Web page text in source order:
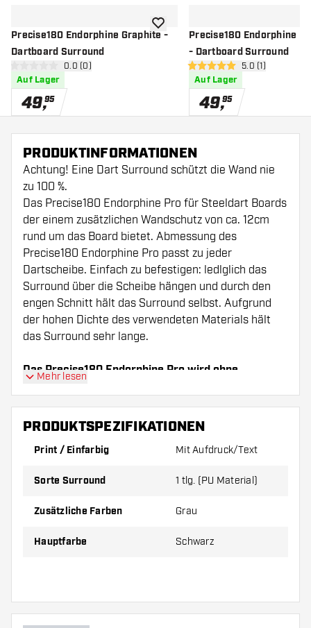
Precise180 Endorphine Graphite -
Dartboard Surround
Bewertungsbereich öffnen
0 Bewertungssterne
0.0 (0)
Auf Lager
49,95
Zur Wunschliste hinzufügen
Precise180 Endorphine
- Dartboard Surround
5 Bewertungssterne
5.0 (1)
Auf Lager
49,95
PRODUKTINFORMATIONEN
Achtung! Eine Dart Surround schützt die Wand nie
zu 100 %.
Das Precise180 Endorphine Pro für Steeldart Boards
der einem zusätzlichen Wandschutz von ca. 12cm
rund um das Board bietet. Abmessung des
Precise180 Endorphine Pro passt zu jeder
Dartscheibe. Einfach zu befestigen: ledlglich das
Surround über die Scheibe hängen und durch den
engen Schnitt hält das Surround selbst. Aufgrund
der hohen Dichte des verwendeten Materials hält
das Surround sehr lange.
Das Precise180 Endorphine Pro wird ohne
Mehr lesen
PRODUKTSPEZIFIKATIONEN
Print / Einfarbig Mit Aufdruck/Text
Sorte Surround 1 tlg. (PU Material)
Zusätzliche Farben Grau
Hauptfarbe Schwarz